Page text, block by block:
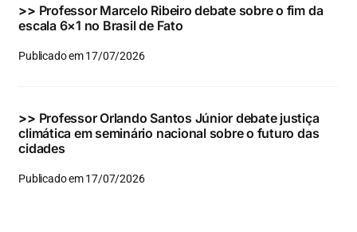
>> Professor Marcelo Ribeiro debate sobre o fim da
escala 6×1 no Brasil de Fato
Publicado em 17/07/2026
>> Professor Orlando Santos Júnior debate justiça
climática em seminário nacional sobre o futuro das
cidades
Publicado em 17/07/2026